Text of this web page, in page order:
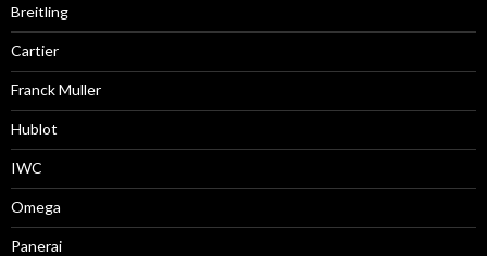
Breitling
Cartier
Franck Muller
Hublot
IWC
Omega
Panerai